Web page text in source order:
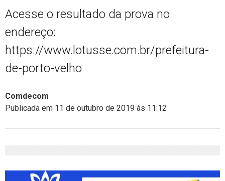
Acesse o resultado da prova no
endereço:
https://www.lotusse.com.br/prefeitura-
de-porto-velho
Comdecom
Publicada em 11 de outubro de 2019 às 11:12